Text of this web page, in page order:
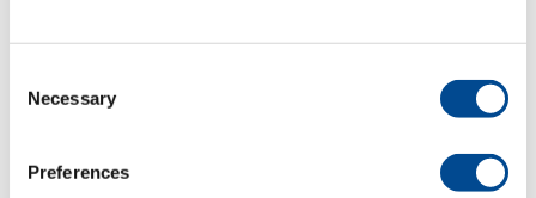
Selection
Necessary
Preferences